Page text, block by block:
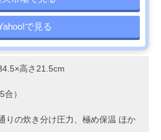
で見る
高さ21.5cm
合）
りの炊き分け圧力、極め保温 ほか